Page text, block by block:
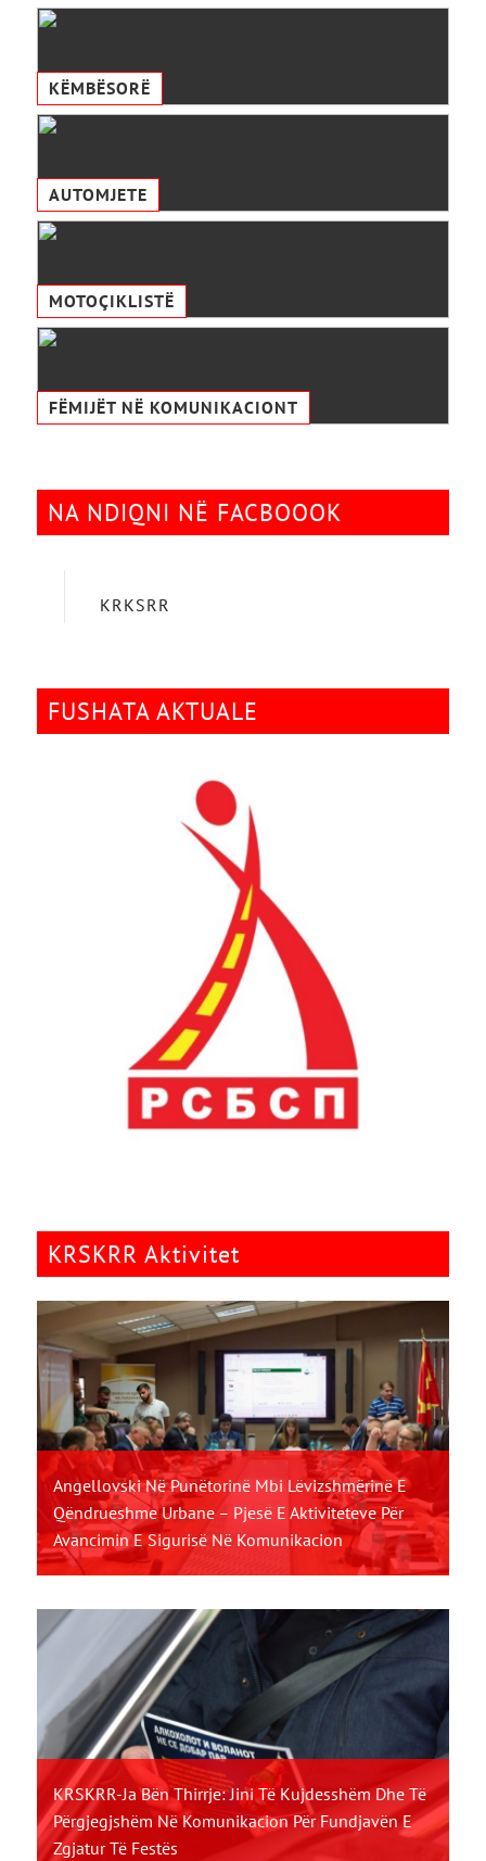
KËMBËSORË
AUTOMJETE
MOTOÇIKLISTË
FËMIJËT NË KOMUNIKACIONТ
NA NDIQNI NË FACBOOOK
KRKSRR
FUSHATA AKTUALE
KRSKRR Aktivitet
Angellovski Në Punëtorinë Mbi Lëvizshmërinë E
Qëndrueshme Urbane – Pjesë E Aktiviteteve Për
Avancimin E Sigurisë Në Komunikacion
KRSKRR-Ja Bën Thirrje: Jini Të Kujdesshëm Dhe Të
Përgjegjshëm Në Komunikacion Për Fundjavën E
Zgjatur Të Festës